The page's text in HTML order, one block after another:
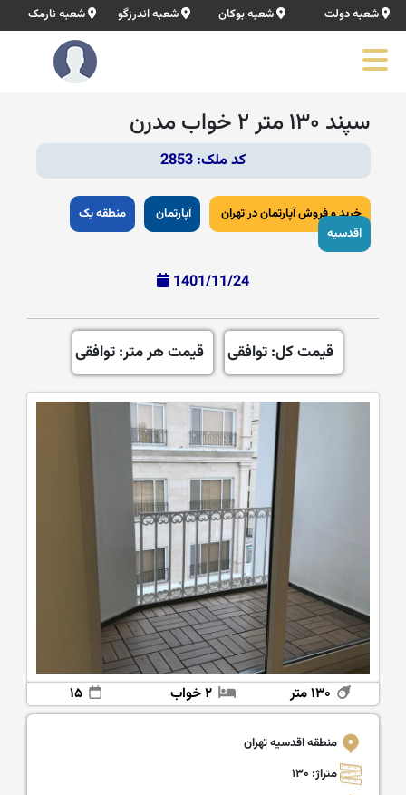
شعبه دولت شعبه بوکان شعبه اندرزگو شعبه نارمک
سپند ۱۳۰ متر ۲ خواب مدرن
کد ملک: 2853
خرید و فروش آپارتمان در تهران آپارتمان
منطقه یک
اقدسیه
1401/11/24
قیمت کل: توافقی قیمت هر متر: توافقی
۱۳‌۰ متر ۲ خواب ۱۵
منطقه اقدسیه تهران
متراژ: ۱۳‌۰